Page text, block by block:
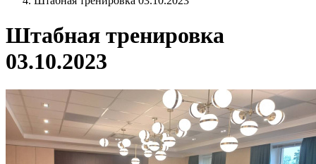
Штабная тренировка
03.10.2023